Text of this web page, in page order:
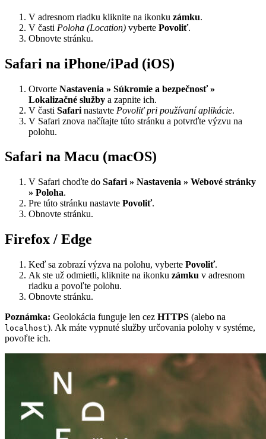
V adresnom riadku kliknite na ikonku zámku.
V časti Poloha (Location) vyberte Povoliť.
Obnovte stránku.
Safari na iPhone/iPad (iOS)
Otvorte Nastavenia » Súkromie a bezpečnosť »
Lokalizačné služby a zapnite ich.
V časti Safari nastavte Povoliť pri používaní aplikácie.
V Safari znova načítajte túto stránku a potvrďte výzvu na
polohu.
Safari na Macu (macOS)
V Safari choďte do Safari » Nastavenia » Webové stránky
» Poloha.
Pre túto stránku nastavte Povoliť.
Obnovte stránku.
Firefox / Edge
Keď sa zobrazí výzva na polohu, vyberte Povoliť.
Ak ste už odmietli, kliknite na ikonku zámku v adresnom
riadku a povoľte polohu.
Obnovte stránku.
Poznámka: Geolokácia funguje len cez HTTPS (alebo na
localhost). Ak máte vypnuté služby určovania polohy v systéme,
povoľte ich.